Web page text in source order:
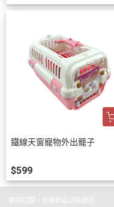
鐵線天窗寵物外出籠子
$599
歡迎訂閱，掌握新品活動資訊